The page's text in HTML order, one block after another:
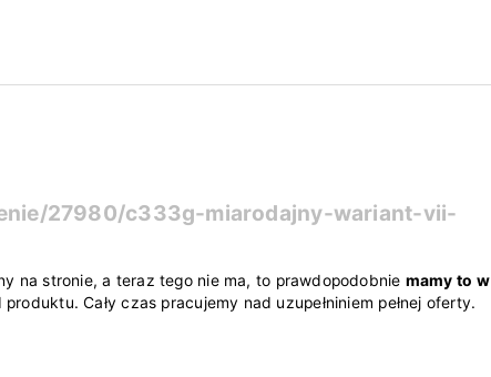
27980/c333g-miarodajny-wariant-vii-
na stronie, a teraz tego nie ma, to prawdopodobnie mamy to w
Cały czas pracujemy nad uzupełniniem pełnej oferty.